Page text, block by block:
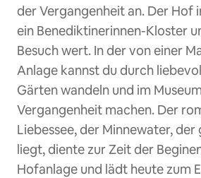
der Vergangenheit an. Der Hof
ein Benediktinerinnen-Kloster
Besuch wert. In der von einer
Anlage kannst du durch
Gärten wandeln und im
Vergangenheit machen. Der
Liebessee, der Minnewater, der
liegt, diente zur Zeit der
Hofanlage und lädt heute zum